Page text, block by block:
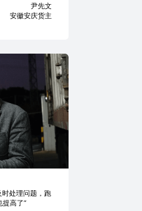
尹先文
安徽安庆货主
处理问题，跑
提高了”